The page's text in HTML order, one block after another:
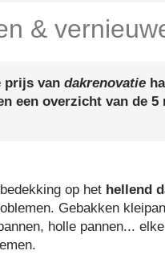
&
prijs van dakrenovatie
een overzicht van de 5
op het hellend
Gebakken
holle pannen...